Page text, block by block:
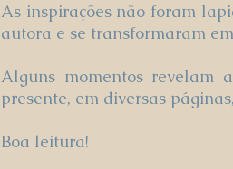
As inspirações não foram
autora e se transformaram
Alguns momentos revelam
presente, em diversas
Boa leitura!